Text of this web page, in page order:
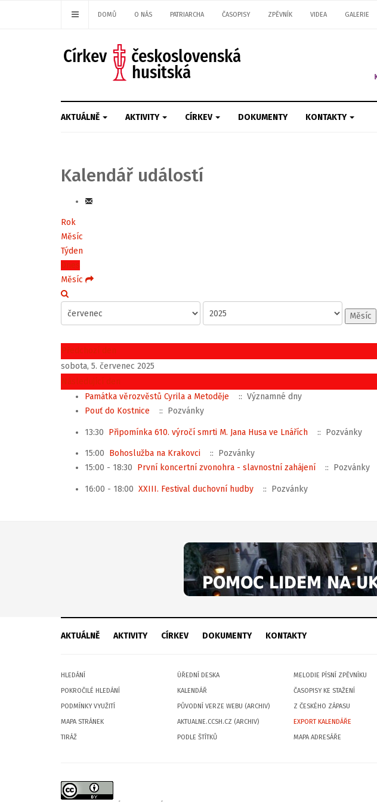
DOMŮ O NÁS PATRIARCHA ČASOPISY ZPĚVNÍK VIDEA GALERIE
AKTUÁLNĚ AKTIVITY CÍRKEV DOKUMENTY KONTAKTY
Kalendář událostí
Rok
Měsíc
Týden
Dnes
Měsíc
Měsíc
Předchozí den
sobota, 5. červenec 2025
Následující den
Památka věrozvěstů Cyrila a Metoděje
:: Významné dny
Pouť do Kostnice
:: Pozvánky
13:30 Připomínka 610. výročí smrti M. Jana Husa ve Lnářích :: Pozvánky
15:00 Bohoslužba na Krakovci
:: Pozvánky
15:00 - 18:30 První koncertní zvonohra - slavnostní zahájení :: Pozvánky
16:00 - 18:00 XXIII. Festival duchovní hudby :: Pozvánky
AKTUÁLNĚ AKTIVITY CÍRKEV DOKUMENTY KONTAKTY
HLEDÁNÍ
POKROČILÉ HLEDÁNÍ
PODMÍNKY VYUŽITÍ
MAPA STRÁNEK
TIRÁŽ
ÚŘEDNÍ DESKA
KALENDÁŘ
PŮVODNÍ VERZE WEBU (ARCHIV)
AKTUALNE.CCSH.CZ (ARCHIV)
PODLE ŠTÍTKŮ
MELODIE PÍSNÍ ZPĚVNÍKU
ČASOPISY KE STAŽENÍ
Z ČESKÉHO ZÁPASU
EXPORT KALENDÁŘE
MAPA ADRESÁŘE